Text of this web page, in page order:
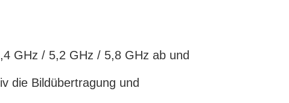
GHz / 5,2 GHz / 5,8 GHz ab und
die Bildübertragung und